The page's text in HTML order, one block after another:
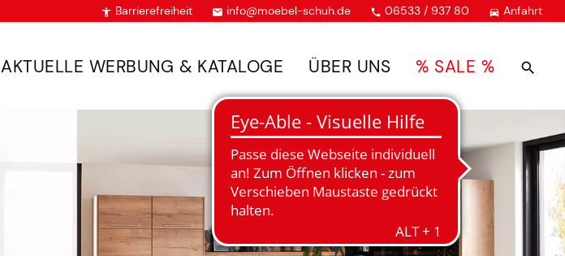
 Barrierefreiheit  info@moebel-schuh.de  06533 / 937 80  Anfahrt
AKTUELLE WERBUNG & KATALOGE ÜBER UNS % SALE %